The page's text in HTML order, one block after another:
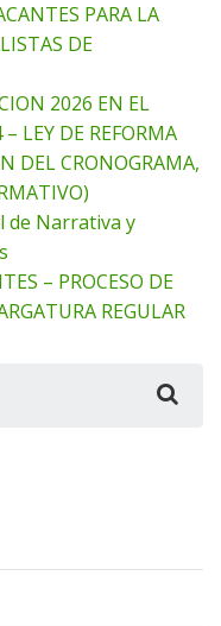
PARA LA
DE
2026 EN EL
LEY DE REFORMA
DEL CRONOGRAMA,
de Narrativa y
– PROCESO DE
REGULAR